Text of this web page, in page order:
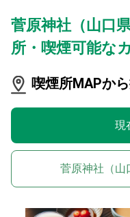
菅原神社（山口
所・喫煙可能な
喫煙所MAPか
現
菅原神社（山